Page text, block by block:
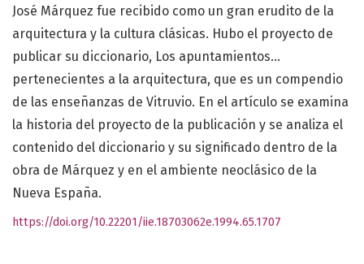
José Márquez fue recibido como un gran erudito de la
arquitectura y la cultura clásicas. Hubo el proyecto de
publicar su diccionario, Los apuntamientos...
pertenecientes a la arquitectura, que es un compendio
de las enseñanzas de Vitruvio. En el artículo se examina
la historia del proyecto de la publicación y se analiza el
contenido del diccionario y su significado dentro de la
obra de Márquez y en el ambiente neoclásico de la
Nueva España.
https://doi.org/10.22201/iie.18703062e.1994.65.1707